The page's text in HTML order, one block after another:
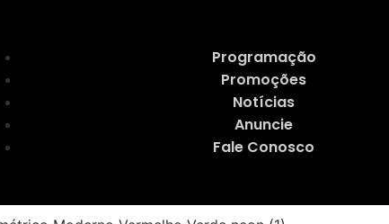
Programação
Promoções
Notícias
Anuncie
Fale Conosco